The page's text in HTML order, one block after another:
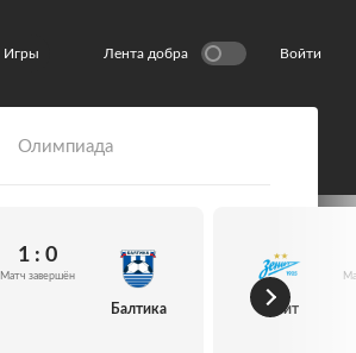
Игры Лента добра Войти
Олимпиада
1 : 0
Матч завершён
Балтика Зенит